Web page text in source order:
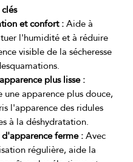
et confort :Aide à
l'humidité et à réduire
visible de la sécheresse
plus lisse :
une apparence plus douce,
l'apparence des ridules
à la déshydratation.
ferme :Avec
régulière, aide la